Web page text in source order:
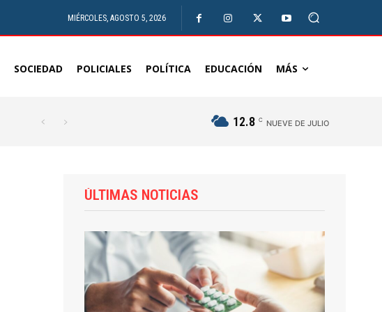
MIÉRCOLES, AGOSTO 5, 2026
SOCIEDAD POLICIALES POLÍTICA EDUCACIÓN MÁS
12.8 C NUEVE DE JULIO
ÚLTIMAS NOTICIAS